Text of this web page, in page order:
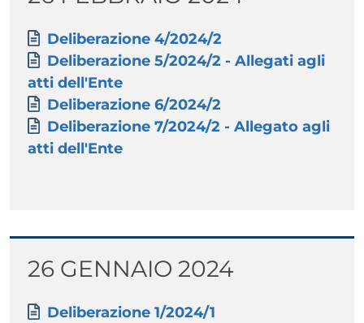
Paragrafo
Allegati
Documento
Deliberazione 4/2024/2
Documento
Deliberazione 5/2024/2 - Allegati agli
atti dell'Ente
Documento
Deliberazione 6/2024/2
Documento
Deliberazione 7/2024/2 - Allegato agli
atti dell'Ente
Titolo
26 GENNAIO 2024
Paragrafo
Allegati
Documento
Deliberazione 1/2024/1